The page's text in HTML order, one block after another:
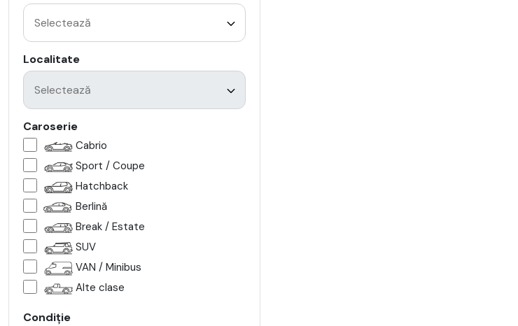
Localitate
Caroserie
Cabrio
Sport / Coupe
Hatchback
Berlină
Break / Estate
SUV
VAN / Minibus
Alte clase
Condiție